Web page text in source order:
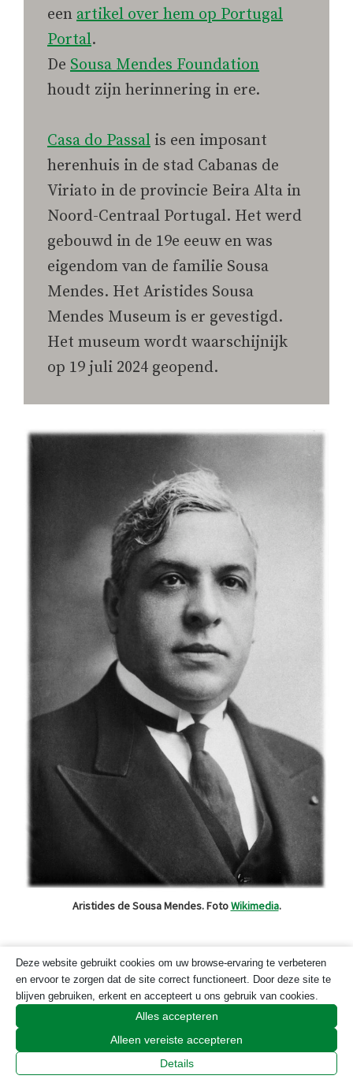
een artikel over hem op Portugal
Portal.
De Sousa Mendes Foundation
houdt zijn herinnering in ere.
Casa do Passal is een imposant
herenhuis in de stad Cabanas de
Viriato in de provincie Beira Alta in
Noord-Centraal Portugal. Het werd
gebouwd in de 19e eeuw en was
eigendom van de familie Sousa
Mendes. Het Aristides Sousa
Mendes Museum is er gevestigd.
Het museum wordt waarschijnijk
op 19 juli 2024 geopend.
Aristides de Sousa Mendes. FotoWikimedia.
Nog meer verhalen en een documentaire
over vluchtelingen naar Portugal volgden
hierna zoals over ex-consul van Portugal
in Bordeaux Aristides de Sousa Mendes.
Zijn naam verdween uit de herinnering
Deze website gebruikt cookies om uw browse-ervaring te verbeteren
en ervoor te zorgen dat de site correct functioneert. Door deze site te
blijven gebruiken, erkent en accepteert u ons gebruik van cookies.
Alles accepteren
Alleen vereiste accepteren
Details